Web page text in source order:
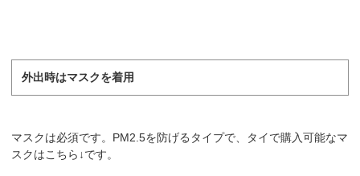
外出時はマスクを着用
マスクは必須です。PM2.5を防げるタイプで、タイで購入可能なマ
スクはこちら↓です。